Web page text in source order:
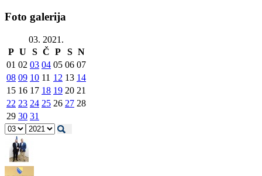
Foto galerija
03. 2021.
P U S Č P S N
01 02 03 04 05 06 07
08 09 10 11 12 13 14
15 16 17 18 19 20 21
22 23 24 25 26 27 28
29 30 31